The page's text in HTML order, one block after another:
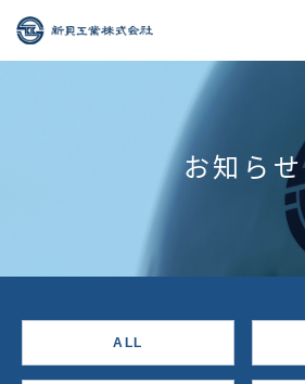
お知らせ
ALL